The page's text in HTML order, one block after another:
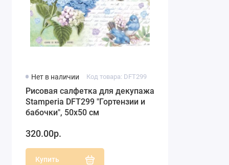
Нет в наличии Код товара: DFT299
Рисовая салфетка для декупажа
Stamperia DFT299 "Гортензии и
бабочки", 50х50 см
320.00р.
Купить